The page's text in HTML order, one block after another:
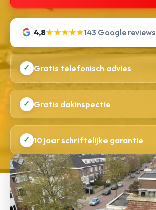
4,8★★★★★143 Google reviews
✓ Gratis telefonisch advies
✓ Gratis dakinspectie
✓ 10 jaar schriftelijke garantie